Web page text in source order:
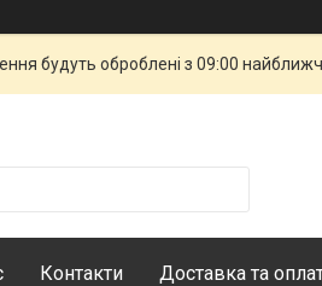
будуть оброблені з 09:00
Контакти Доставка та